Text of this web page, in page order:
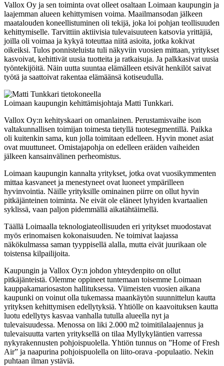
Vallox Oy ja sen toiminta ovat olleet osaltaan Loimaan kaupungin ja
laajemman alueen kehittymisen voima. Maailmansodan jälkeen
maatalouden koneellistuminen oli tekijä, joka loi pohjan teollisuuden
kehittymiselle. Tarvittiin aktiivisia tulevaisuuteen katsovia yrittäjiä,
joilla oli voimaa ja kykyä toteuttaa niitä asioita, jotka kokivat
oikeiksi. Tulos ponnisteluista tuli näkyviin vuosien mittaan, yritykset
kasvoivat, kehittivät uusia tuotteita ja ratkaisuja. Ja palkkasivat uusia
työntekijöitä. Näin uutta suuntaa elämälleen etsivät henkilöt saivat
työtä ja saattoivat rakentaa elämäänsä kotiseudulla.
Loimaan kaupungin kehittämisjohtaja Matti Tunkkari.
Vallox Oy:n kehityskaari on omanlainen. Perustamisvaihe ison
valtakunnallisen toimijan toimesta tietyllä tuotesegmentillä. Paikka
oli kuitenkin sama, kun jolla toimitaan edelleen. Hyvin monet asiat
ovat muuttuneet. Omistajapohja on edelleen eräiden vaiheiden
jälkeen kansainvälinen perheomistus.
Loimaan kaupungin kannalta yritykset, jotka ovat vuosikymmenten
mittaa kasvaneet ja menestyneet ovat luoneet ympärilleen
hyvinvointia. Näille yrityksille ominainen piirre on ollut hyvin
pitkäjänteinen toiminta. Ne eivät ole eläneet lyhyiden kvartaalien
syklissä, vaan paljon pidemmällä aikatähtäimellä.
Täällä Loimaalla teknologiateollisuuden eri yritykset muodostavat
myös erinomaisen kokonaisuuden. Ne toimivat laajassa
näkökulmassa saman tyyppisellä alalla, mutta eivät juurikaan ole
toistensa kilpailijoita.
Kaupungin ja Vallox Oy:n johdon yhteydenpito on ollut
pitkäjänteistä. Olemme oppineet tuntemaan toisemme Loimaan
kauppakamariosaston hallituksessa. Viimeisten vuosien aikana
kaupunki on voinut olla tukemassa maankäytön suunnittelun kautta
yrityksen kehittymisen edellytyksiä. Yhtiölle on kaavoituksen kautta
luotu edellytys kasvaa vanhalla tutulla alueella nyt ja
tulevaisuudessa. Menossa on liki 2.000 m2 toimitilalaajennus ja
tulevaisuutta varten yrityksellä on tilaa Myllykyläntien varressa
nykyrakennusten pohjoispuolella. Yhtiön tunnus on ”Home of Fresh
Air” ja naapurina pohjoispuolella on liito-orava -populaatio. Nekin
puhtaan ilman ystäviä.